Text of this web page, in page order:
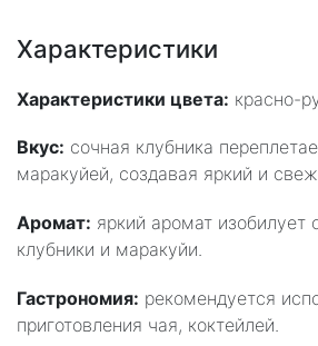
Характеристики
Характеристики цвета: красно-
Вкус: сочная клубника
маракуйей, создавая яркий и
Аромат: яркий аромат изобилует
клубники и маракуйи.
Гастрономия: рекомендуется
приготовления чая, коктейлей.